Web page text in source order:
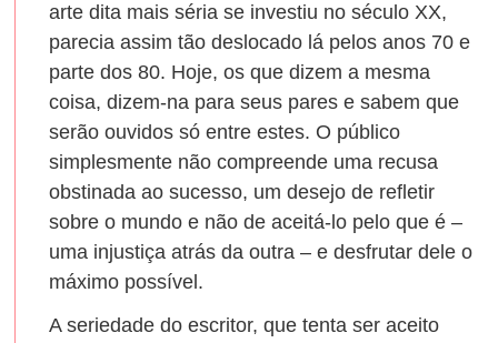
arte dita mais séria se investiu no século XX,
parecia assim tão deslocado lá pelos anos 70 e
parte dos 80. Hoje, os que dizem a mesma
coisa, dizem-na para seus pares e sabem que
serão ouvidos só entre estes. O público
simplesmente não compreende uma recusa
obstinada ao sucesso, um desejo de refletir
sobre o mundo e não de aceitá-lo pelo que é –
uma injustiça atrás da outra – e desfrutar dele o
máximo possível.
A seriedade do escritor, que tenta ser aceito